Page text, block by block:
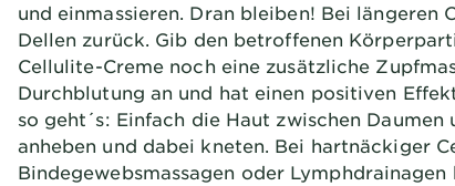
und einmassieren. Dran bleiben! Bei längeren
Dellen zurück. Gib den betroffenen
Cellulite-Creme noch eine zusätzliche
Durchblutung an und hat einen positiven
so geht´s: Einfach die Haut zwischen
anheben und dabei kneten. Bei hartnäckiger
Bindegewebsmassagen oder